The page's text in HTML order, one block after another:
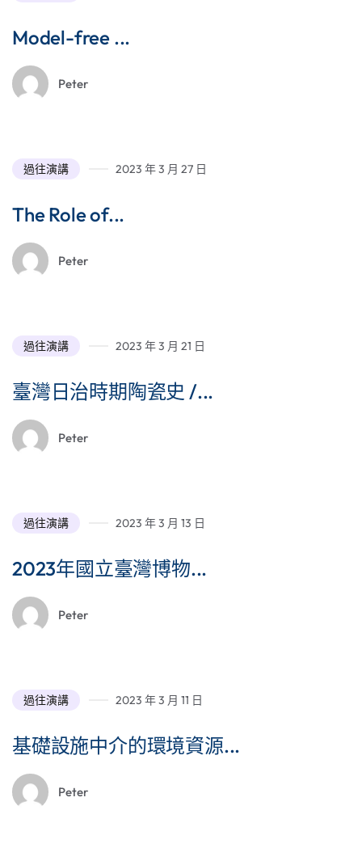
Model-free ...
Peter
過往演講 2023 年 3 月 27 日
The Role of...
Peter
過往演講 2023 年 3 月 21 日
臺灣日治時期陶瓷史 /...
Peter
過往演講 2023 年 3 月 13 日
2023年國立臺灣博物...
Peter
過往演講 2023 年 3 月 11 日
基礎設施中介的環境資源...
Peter